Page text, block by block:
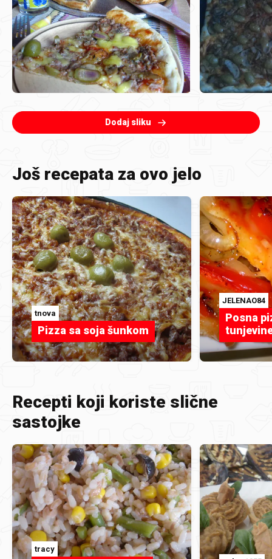
Dodaj sliku
Još recepata za ovo jelo
tnova
Pizza sa soja šunkom
JELENAO84
Posna
Recepti koji koriste slične
sastojke
tracy